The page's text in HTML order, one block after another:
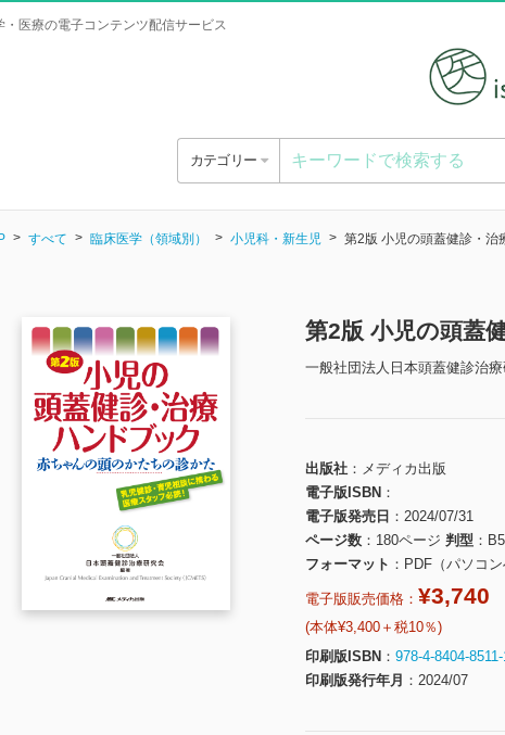
・医療の電子コンテンツ配信サービス
カテゴリー
すべて 臨床医学（領域別） 小児科・新生児 第2版 小児の頭蓋健診・治
第2版 小児の頭蓋
一般社団法人日本頭蓋健診治
出版社
メディカ出版
電子版ISBN
電子版発売日
2024/07/31
ページ数
180ページ 判型
フォーマット
PDF（パソコ
電子版販売価格： ¥3,740
(本体¥3,400＋税10％)
印刷版ISBN
978-4-8404-
印刷版発行年月
2024/07